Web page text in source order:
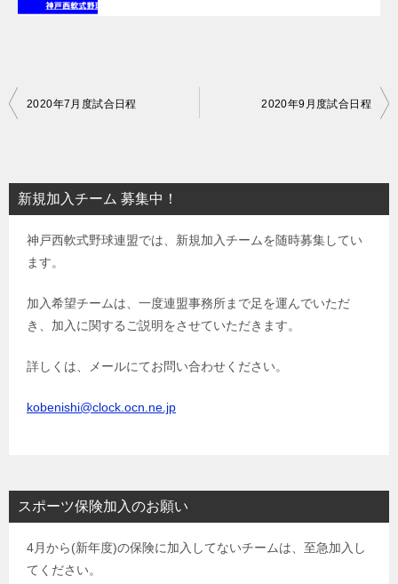
投
ビ
ゲ
2020年7月度試合日程 2020年9月度試合日程
新規加入チーム 募集中！
神戸西軟式野球連盟では、新規加入チームを随時募集してい
ます。
加入希望チームは、一度連盟事務所まで足を運んでいただ
き、加入に関するご説明をさせていただきます。
詳しくは、メールにてお問い合わせください。
kobenishi@clock.ocn.ne.jp
スポーツ保険加入のお願い
4月から(新年度)の保険に加入してないチームは、至急加入し
てください。